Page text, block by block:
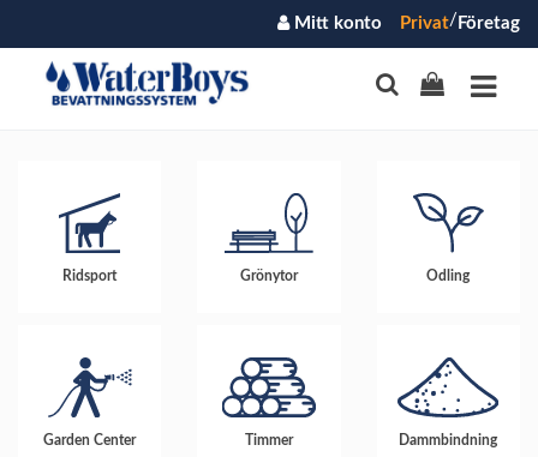
Privat/ Företag
Mitt konto
Ridsport Grönytor Odling
Garden Center Timmer Dammbindning